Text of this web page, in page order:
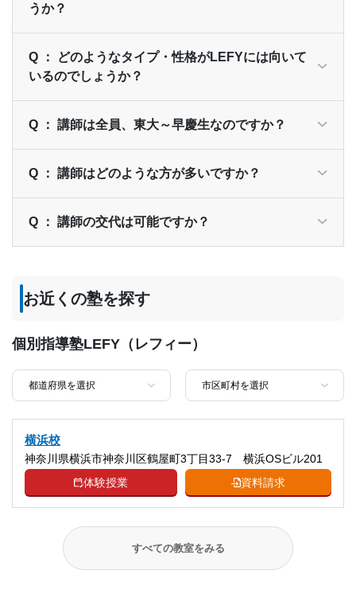
うか？
Q ： どのようなタイプ・性格がLEFYには向いて
いるのでしょうか？
Q ： 講師は全員、東大～早慶生なのですか？
Q ： 講師はどのような方が多いですか？
Q ： 講師の交代は可能ですか？
お近くの塾を探す
個別指導塾LEFY（レフィー）
横浜校
神奈川県横浜市神奈川区鶴屋町3丁目33-7 横浜OSビル201
体験授業
資料請求
すべての教室をみる